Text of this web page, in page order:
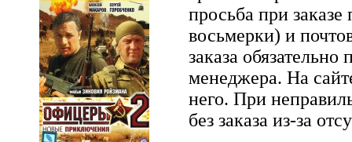
просьба при
восьмерки) и
заказа
менеджера. На
него. При
без заказа из-за